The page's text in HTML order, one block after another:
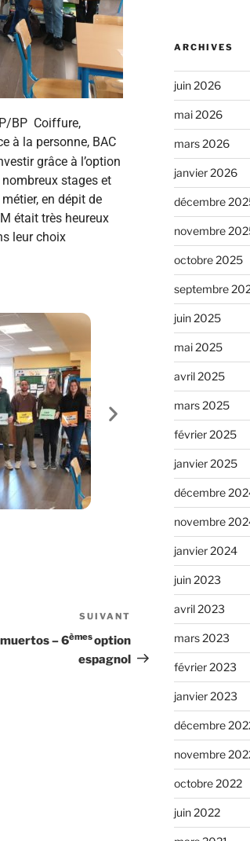
BP Coiffure,
à la personne, BAC
grâce à l’option
stages et
en dépit de
était très heureux
leur choix
SUIVANT
– 6èmesoption
espagnol
ARCHIVES
juin 2026
mai 2026
mars 2026
janvier 2026
décembre
novembre
octobre 2025
septembre
juin 2025
mai 2025
avril 2025
mars 2025
février 2025
janvier 2025
décembre
novembre
janvier 2024
juin 2023
avril 2023
mars 2023
février 2023
janvier 2023
décembre
novembre
octobre 2022
juin 2022